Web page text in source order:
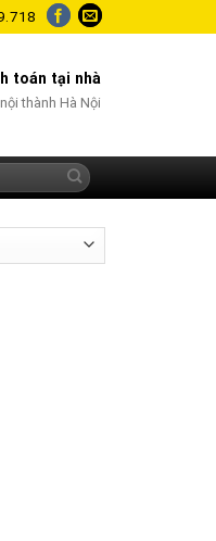
toán tại nhà
thành Hà Nội